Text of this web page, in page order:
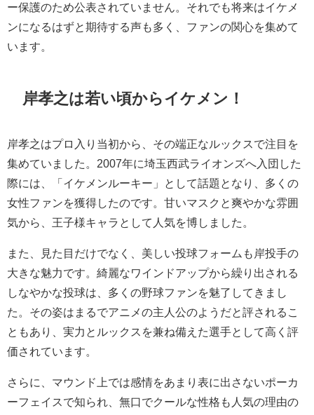
ー保護のため公表されていません。それでも将来はイケメ
ンになるはずと期待する声も多く、ファンの関心を集めて
います。
岸孝之は若い頃からイケメン！
岸孝之はプロ入り当初から、その端正なルックスで注目を
集めていました。2007年に埼玉西武ライオンズへ入団した
際には、「イケメンルーキー」として話題となり、多くの
女性ファンを獲得したのです。甘いマスクと爽やかな雰囲
気から、王子様キャラとして人気を博しました。
また、見た目だけでなく、美しい投球フォームも岸投手の
大きな魅力です。綺麗なワインドアップから繰り出される
しなやかな投球は、多くの野球ファンを魅了してきまし
た。その姿はまるでアニメの主人公のようだと評されるこ
ともあり、実力とルックスを兼ね備えた選手として高く評
価されています。
さらに、マウンド上では感情をあまり表に出さないポーカ
ーフェイスで知られ、無口でクールな性格も人気の理由の